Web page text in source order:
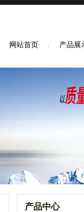
网站首页 产品展
产品中心